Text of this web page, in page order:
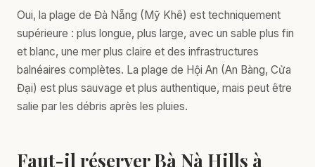
Oui, la plage de Đà Nẵng (Mỹ Khê) est techniquement
supérieure : plus longue, plus large, avec un sable plus fin
et blanc, une mer plus claire et des infrastructures
balnéaires complètes. La plage de Hội An (An Bàng, Cửa
Đại) est plus sauvage et plus authentique, mais peut être
salie par les débris après les pluies.
Faut-il réserver Bà Nà Hills à